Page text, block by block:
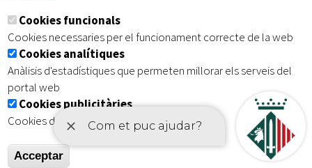
Subscriu-te al nostre butlletí
Inici | Avís legal | Protecció de dades
| Accessibilitat
Cookies funcionals
Cookies necessaries per el funcionament correcte de la web
Cookies analítiques
Anàlisis d'estadístiques que permeten millorar els serveis del
portal web
Cookies publicitàries
Cookies de tercers amb finalitat publicitària
Acceptar